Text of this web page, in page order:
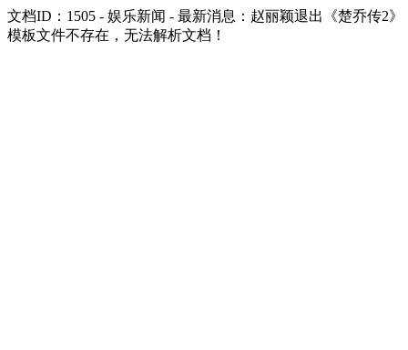
文档ID：1505 - 娱乐新闻 - 最新消息：赵丽颖退出《楚乔传2》
模板文件不存在，无法解析文档！